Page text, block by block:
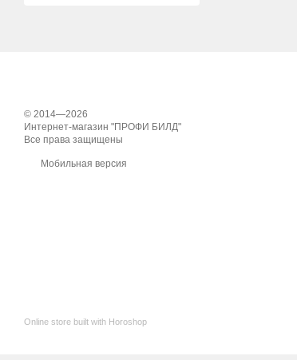
© 2014—2026
Интернет-магазин "ПРОФИ БИЛД"
Все права защищены
Мобильная версия
Online store built with Horoshop